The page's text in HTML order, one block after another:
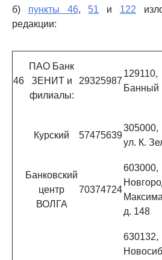
б) пункты 46, 51 и 122
редакции:
46
ПАО Банк
ЗЕНИТ и
филиалы:
29325987
Банный
Курский 57475639
ул. К.
Банковский
центр
ВОЛГА
70374724
д. 148
630132,